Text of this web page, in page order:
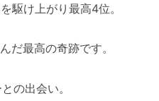
駆け上がり最高4位。
だ最高の奇跡です。
の出会い。